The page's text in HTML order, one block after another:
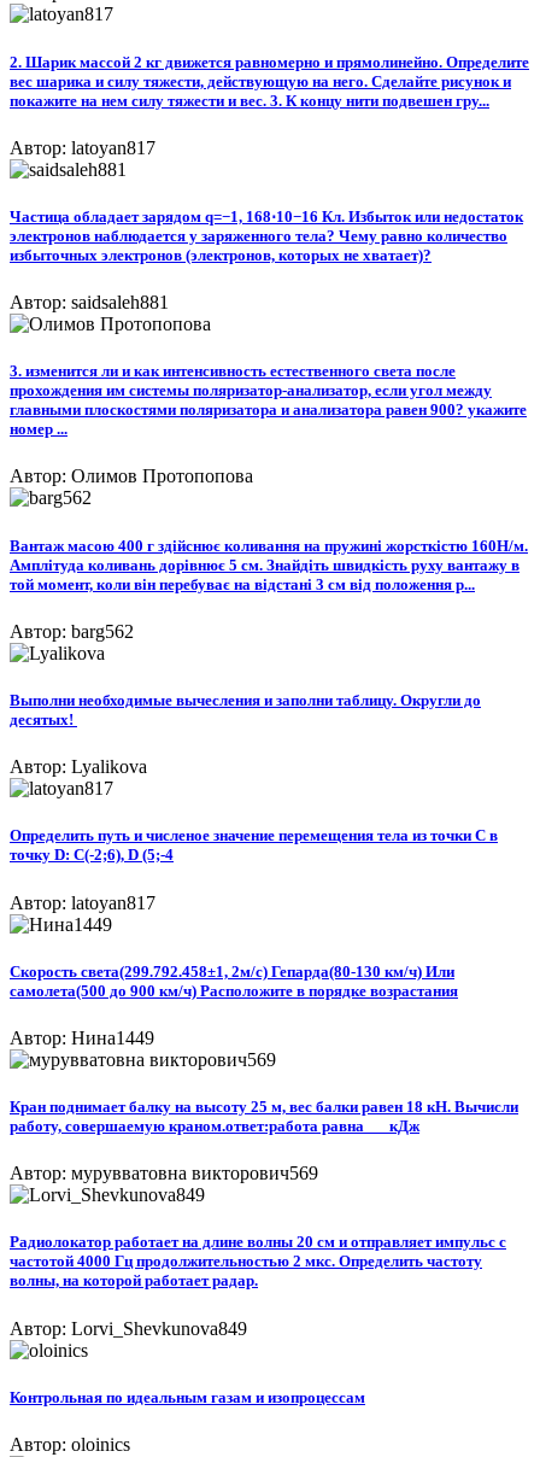
2. Шарик массой 2 кг движется равномерно и прямолинейно. Определите
вес шарика и силу тяжести, действующую на него. Сделайте рисунок и
покажите на нем силу тяжести и вес. 3. К концу нити подвешен гру...
Автор: latoyan817
Частица обладает зарядом q=−1, 168⋅10−16 Кл. Избыток или недостаток
электронов наблюдается у заряженного тела? Чему равно количество
избыточных электронов (электронов, которых не хватает)?
Автор: saidsaleh881
3. изменится ли и как интенсивность естественного света после
прохождения им системы поляризатор-анализатор, если угол между
главными плоскостями поляризатора и анализатора равен 900? укажите
номер ...
Автор: Олимов Протопопова
Вантаж масою 400 г здійснює коливання на пружині жорсткістю 160Н/м.
Амплітуда коливань дорівнює 5 см. Знайдіть швидкість руху вантажу в
той момент, коли він перебуває на відстані 3 см від положення р...
Автор: barg562
Выполни необходимые вычесления и заполни таблицу. Округли до
десятых! ​
Автор: Lyalikova
Определить путь и численое значение перемещения тела из точки C в
точку D: C(-2;6), D (5;-4​
Автор: latoyan817
Скорость света(299.792.458±1, 2м/с) Гепарда(80-130 км/ч) Или
самолета(500 до 900 км/ч) Расположите в порядке возрастания
Автор: Нина1449
Кран поднимает балку на высоту 25 м, вес балки равен 18 кН. Вычисли
работу, совершаемую краном.ответ:работа равна___кДж​
Автор: мурувватовна викторович569
Радиолокатор работает на длине волны 20 см и отправляет импульс с
частотой 4000 Гц продолжительностью 2 мкс. Определить частоту
волны, на которой работает радар.
Автор: Lorvi_Shevkunova849
Контрольная по идеальным газам и изопроцессам
Автор: oloinics